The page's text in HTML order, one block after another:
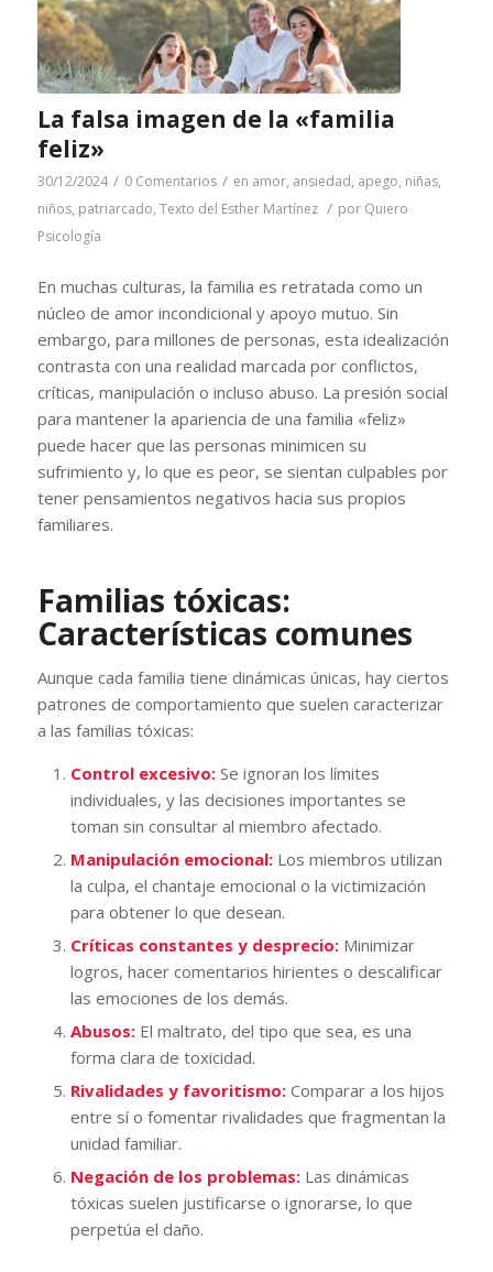
La falsa imagen de la «familia
feliz»
30/12/2024 / 0 Comentarios / en amor, ansiedad, apego, niñas,
niños, patriarcado, Texto del Esther Martínez / por Quiero
Psicología
En muchas culturas, la familia es retratada como un
núcleo de amor incondicional y apoyo mutuo. Sin
embargo, para millones de personas, esta idealización
contrasta con una realidad marcada por conflictos,
críticas, manipulación o incluso abuso. La presión social
para mantener la apariencia de una familia «feliz»
puede hacer que las personas minimicen su
sufrimiento y, lo que es peor, se sientan culpables por
tener pensamientos negativos hacia sus propios
familiares.
Familias tóxicas:
Características comunes
Aunque cada familia tiene dinámicas únicas, hay ciertos
patrones de comportamiento que suelen caracterizar
a las familias tóxicas:
Control excesivo: Se ignoran los límites
individuales, y las decisiones importantes se
toman sin consultar al miembro afectado.
Manipulación emocional: Los miembros utilizan
la culpa, el chantaje emocional o la victimización
para obtener lo que desean.
Críticas constantes y desprecio:Minimizar
logros, hacer comentarios hirientes o descalificar
las emociones de los demás.
Abusos:El maltrato, del tipo que sea, es una
forma clara de toxicidad.
Rivalidades y favoritismo:Comparar a los hijos
entre sí o fomentar rivalidades que fragmentan la
unidad familiar.
Negación de los problemas: Las dinámicas
tóxicas suelen justificarse o ignorarse, lo que
perpetúa el daño.